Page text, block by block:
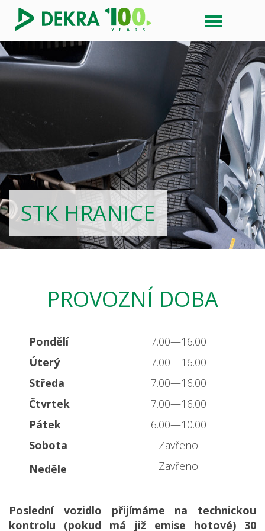
STK HRANICE
PROVOZNÍ DOBA
Pondělí
7.00—16.00
Úterý
7.00—16.00
Středa
7.00—16.00
Čtvrtek
7.00—16.00
Pátek
6.00—10.00
Sobota
Zavřeno
Neděle
Zavřeno
Poslední vozidlo přijímáme na technickou
kontrolu (pokud má již emise hotové) 30